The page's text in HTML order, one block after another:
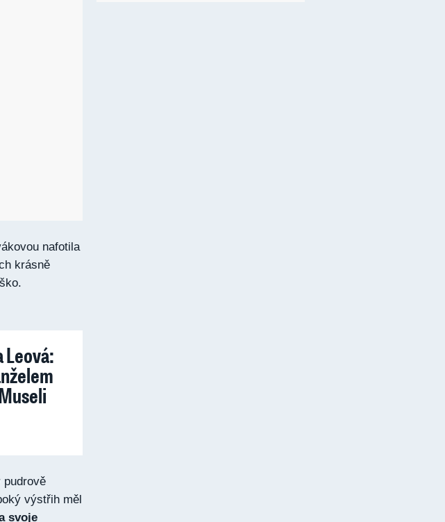
nafotila
krásně
pudrově
výstřih měl
svoje